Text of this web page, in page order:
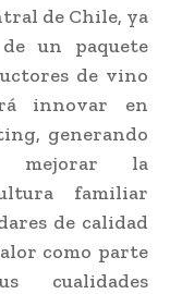
de Chile, ya
un paquete
de vino
innovar en
generando
mejorar la
familiar
de calidad
como parte
cualidades